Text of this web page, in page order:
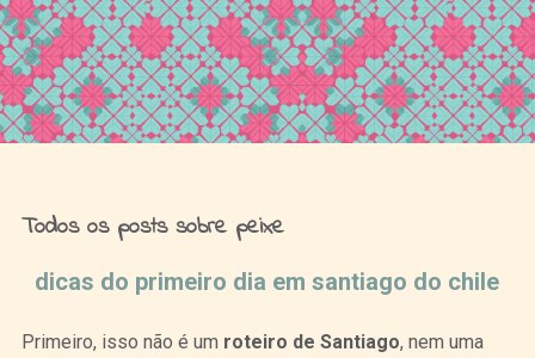
Ideias de Fim de Semana
Todos os posts sobre peixe
dicas do primeiro dia em santiago do chile
Primeiro, isso não é um roteiro de Santiago, nem uma